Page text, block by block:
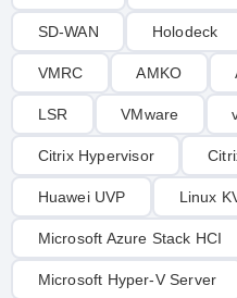
SD-WAN Holodeck
VMRC AMKO
LSR VMware
Citrix Hypervisor
Huawei UVP Linux
Microsoft Azure Stack HCI
Microsoft Hyper-V Server